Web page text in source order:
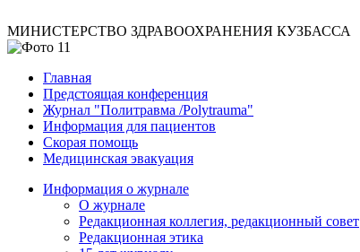
МИНИСТЕРСТВО ЗДРАВООХРАНЕНИЯ КУЗБАССА
Главная
Предстоящая конференция
Журнал "Политравма /Polytrauma"
Информация для пациентов
Скорая помощь
Медицинская эвакуация
Информация о журнале
О журнале
Редакционная коллегия, редакционный совет
Редакционная этика